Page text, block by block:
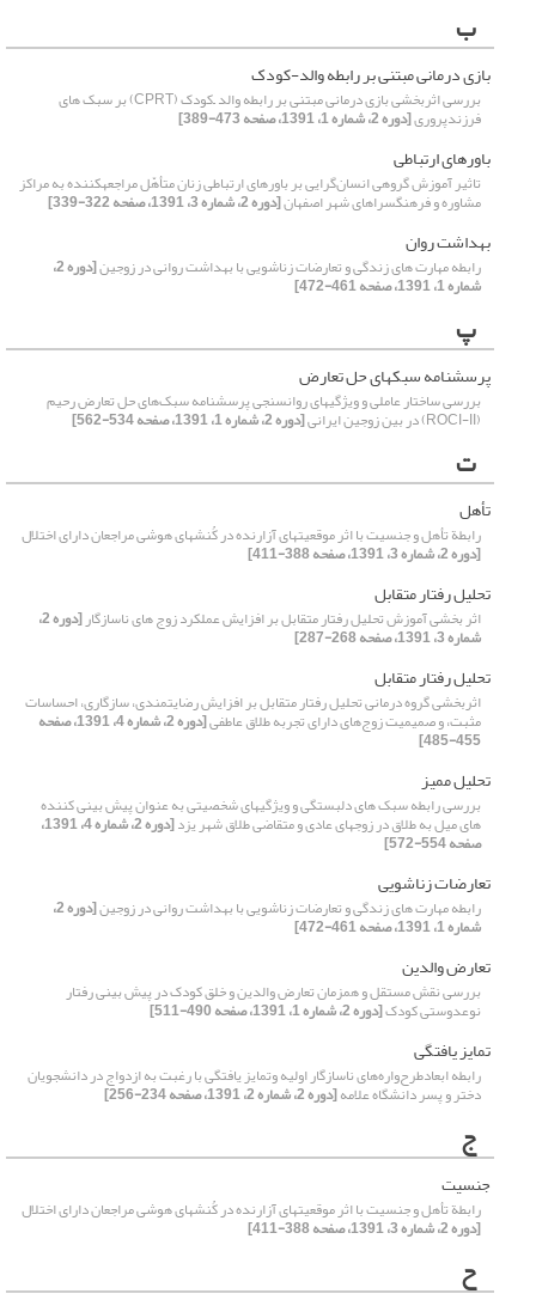
ب
بازی درمانی مبتنی بر رابطه والد-کودک
بررسی اثربخشی بازی درمانی مبتنی بر رابطه والد –کودک (CPRT) بر سبک های
فرزندپروری[دوره 2، شماره 1، 1391، صفحه 473-389]
باورهای ارتباطی
تاثیر آموزش گروهی انسان‌گرایی بر باورهای ارتباطی زنان متأهّل مراجعه‏کننده به مراکز
مشاوره و فرهنگسراهای شهر اصفهان[دوره 2، شماره 3، 1391، صفحه 322-339]
بهداشت روان
رابطه مهارت های زندگی و تعارضات زناشویی با بهداشت روانی در زوجین [دوره 2،
شماره 1، 1391، صفحه 461-472]
پ
پرسشنامه‎ سبک‎های حل تعارض
بررسی ساختار عاملی و ویژگی‎های روان‎سنجی پرسشنامه سبک‌های حل تعارض رحیم
(ROCI-II) در بین زوجین ایرانی [دوره 2، شماره 1، 1391، صفحه 534-562]
ت
تأهل
رابطة تأهل و جنسیت با اثر موقعیتهای آزارنده در کُنشهای هوشی مراجعان دارای اختلال
[دوره 2، شماره 3، 1391، صفحه 388-411]
تحلیل رفتار متقابل
اثر بخشی آموزش تحلیل رفتار متقابل بر افزایش عملکرد زوج ‌های ناسازگار [دوره 2،
شماره 3، 1391، صفحه 268-287]
تحلیل رفتار متقابل
اثربخشی گروه درمانی تحلیل رفتار متقابل بر افزایش رضایتمندی، سازگاری، احساسات
مثبت، و صمیمیت زوج‌های دارای تجربه طلاق عاطفی [دوره 2، شماره 4، 1391، صفحه
455-485]
تحلیل ممیز
بررسی رابطه سبک های دلبستگی و ویژگیهای شخصیتی به عنوان پیش بینی کننده
های میل به طلاق در زوجهای عادی و متقاضی طلاق شهر یزد [دوره 2، شماره 4، 1391،
صفحه 554-572]
تعارضات زناشویی
رابطه مهارت های زندگی و تعارضات زناشویی با بهداشت روانی در زوجین [دوره 2،
شماره 1، 1391، صفحه 461-472]
تعارض والدین
بررسی نقش مستقل و همزمان تعارض والدین و خلق کودک در پیش بینی رفتار
نوعدوستی کودک[دوره 2، شماره 1، 1391، صفحه 490-511]
تمایز یافتگی
رابطه ابعادطرح‌واره‌های ناسازگار اولیه وتمایز یافتگی با رغبت به ازدواج در دانشجویان
دختر و پسر دانشگاه علامه[دوره 2، شماره 2، 1391، صفحه 234-256]
ج
جنسیت
رابطة تأهل و جنسیت با اثر موقعیتهای آزارنده در کُنشهای هوشی مراجعان دارای اختلال
[دوره 2، شماره 3، 1391، صفحه 388-411]
ح